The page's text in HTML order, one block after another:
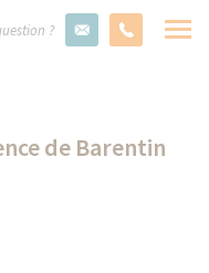
?
de Barentin